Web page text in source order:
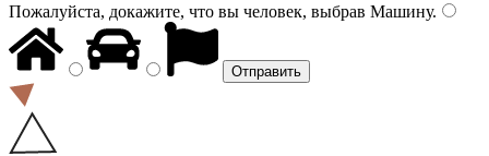
Пожалуйста, докажите, что вы человек, выбрав Машину.